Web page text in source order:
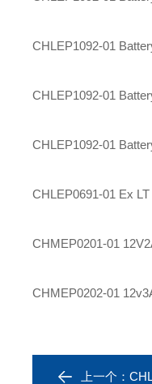
CHLEP1092-01
CHLEP1092-01
CHLEP1092-01
CHLEP0691-01 Ex
CHMEP0201-01
CHMEP0202-01
上一个：